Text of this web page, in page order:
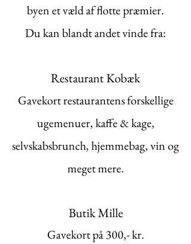
byen et væld af flotte præmier.
Du kan blandt andet vinde fra:
Restaurant Kobæk
Gavekort restaurantens forskellige
ugemenuer, kaffe & kage,
selvskabsbrunch, hjemmebag, vin og
meget mere.
Butik Mille
Gavekort på 300,- kr.